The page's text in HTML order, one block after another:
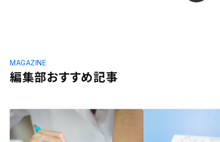
編集部おすすめ記事
MAGAZINE